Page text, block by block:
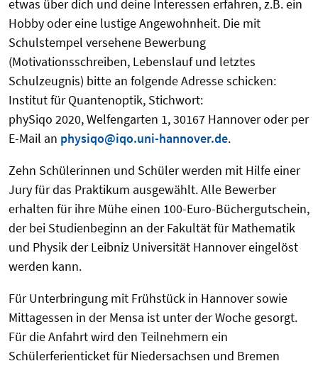
etwas über dich und deine Interessen erfahren, z.B. ein
Hobby oder eine lustige Angewohnheit. Die mit
Schulstempel versehene Bewerbung
(Motivationsschreiben, Lebenslauf und letztes
Schulzeugnis) bitte an folgende Adresse schicken:
Institut für Quantenoptik, Stichwort:
phySiqo 2020, Welfengarten 1, 30167 Hannover oder per
E-Mail an physiqo@iqo.uni-hannover.de.
Zehn Schülerinnen und Schüler werden mit Hilfe einer
Jury für das Praktikum ausgewählt. Alle Bewerber
erhalten für ihre Mühe einen 100-Euro-Büchergutschein,
der bei Studienbeginn an der Fakultät für Mathematik
und Physik der Leibniz Universität Hannover eingelöst
werden kann.
Für Unterbringung mit Frühstück in Hannover sowie
Mittagessen in der Mensa ist unter der Woche gesorgt.
Für die Anfahrt wird den Teilnehmern ein
Schülerferienticket für Niedersachsen und Bremen